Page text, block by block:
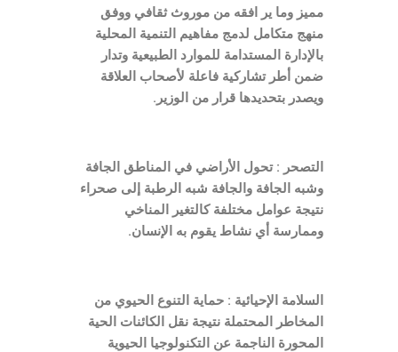
مميز وما ير افقه من موروث ثقافي ووفق
منهج متكامل لدمج مفاهيم التنمية المحلية
بالإدارة المستدامة للموارد الطبيعية وتدار
ضمن أطر تشاركية فاعلة لأصحاب العلاقة
ويصدر بتحديدها قرار من الوزير.
التصحر : تحول الأراضي في المناطق الجافة
وشبه الجافة والجافة شبه الرطبة إلى صحراء
نتيجة عوامل مختلفة كالتغير المناخي
وممارسة أي نشاط يقوم به الإنسان.
السلامة الإحيائية : حماية التنوع الحيوي من
المخاطر المحتملة نتيجة نقل الكائنات الحية
المحورة الناجمة عن التكنولوجيا الحيوية